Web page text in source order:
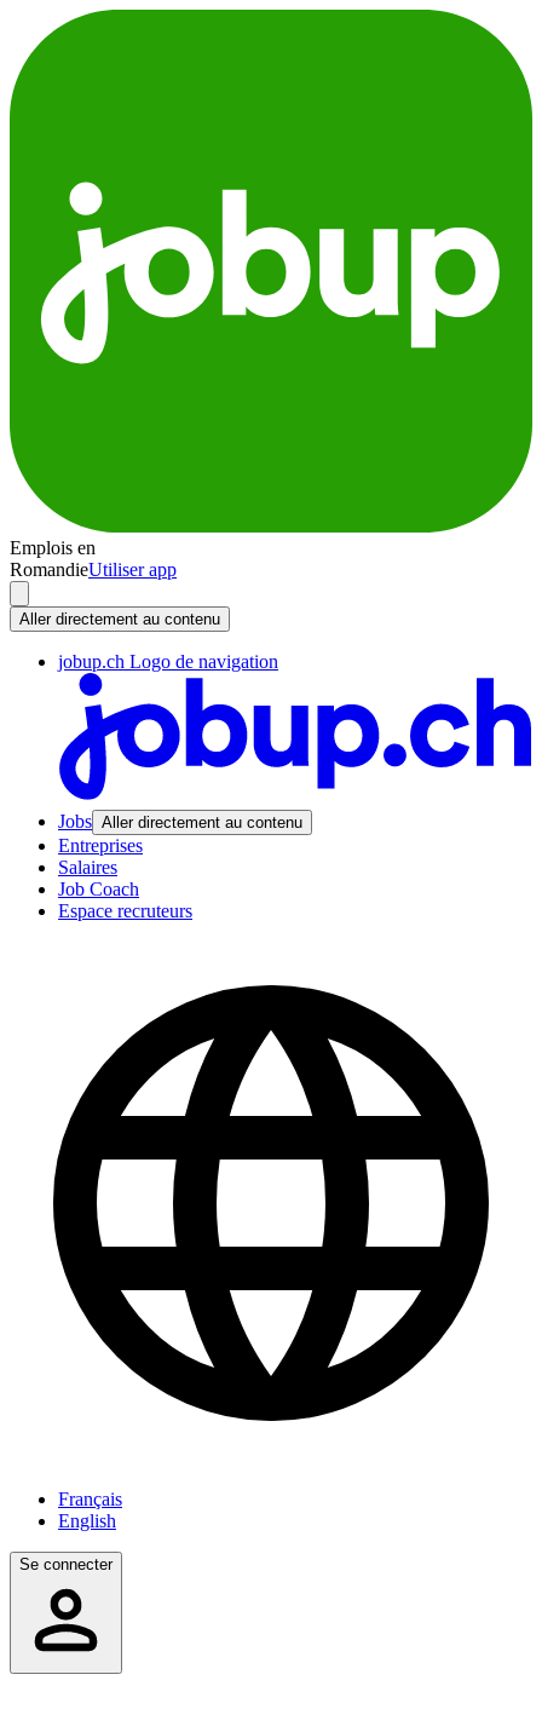
Emplois en
RomandieUtiliser app
Aller directement au contenu
jobup.ch Logo de navigation
Jobs Aller directement au contenu
Entreprises
Salaires
Job Coach
Espace recruteurs
Français
English
Se connecter